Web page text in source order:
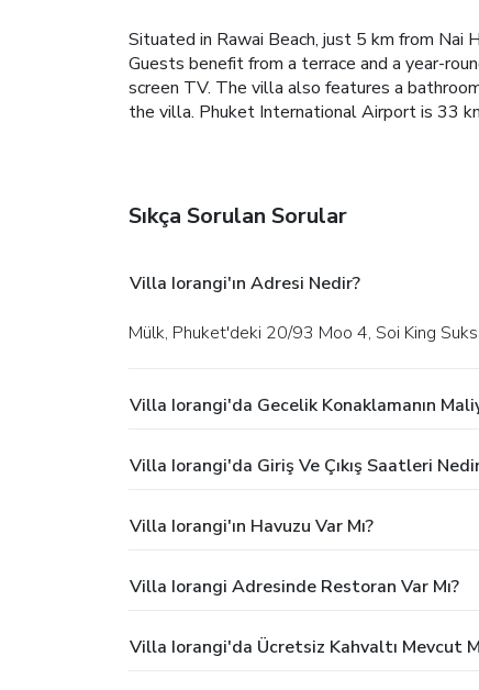
Situated in Rawai Beach, just 5 km from Nai
Guests benefit from a terrace and a year-
screen TV. The villa also features a
the villa. Phuket International Airport is 33
Sıkça Sorulan Sorular
Villa Iorangi'ın Adresi Nedir?
Mülk, Phuket'deki 20/93 Moo 4, Soi King
Villa Iorangi'da Gecelik Konaklamanın
Villa Iorangi'da Giriş Ve Çıkış Saatleri
Villa Iorangi'ın Havuzu Var Mı?
Villa Iorangi Adresinde Restoran Var Mı?
Villa Iorangi'da Ücretsiz Kahvaltı Mevcut